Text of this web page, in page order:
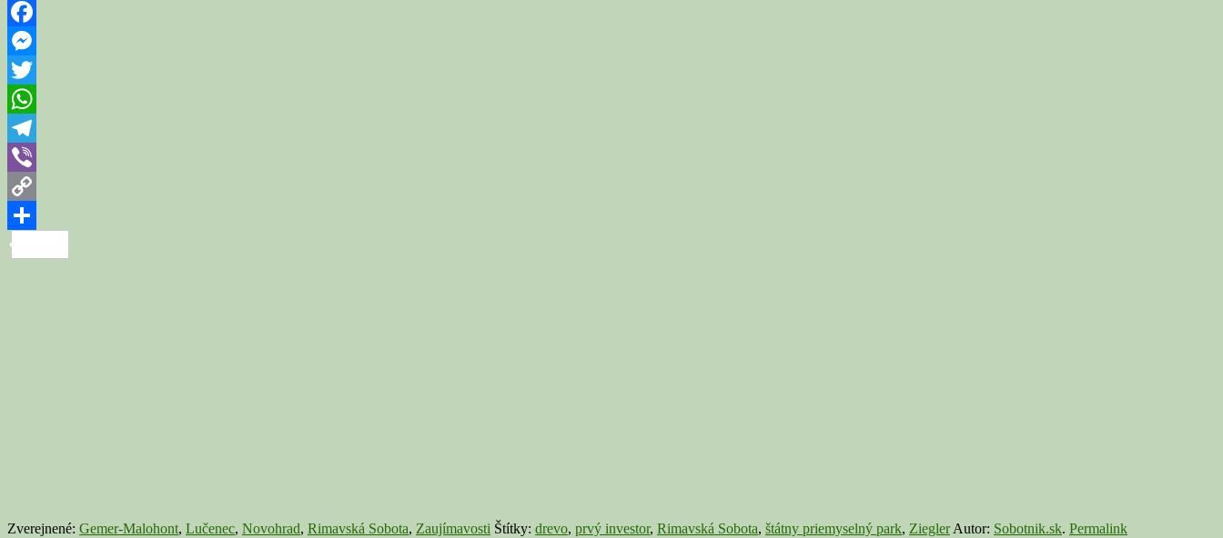
Facebook
Messenger
Twitter
WhatsApp
Telegram
Viber
Copy
Link
Zverejnené: Gemer-Malohont, Lučenec, Novohrad, Rimavská Sobota, Zaujímavosti Štítky: drevo, prvý investor, Rimavská Sobota, štátny priemyselný park, ZieglerAutor: Sobotnik.sk. Permalink